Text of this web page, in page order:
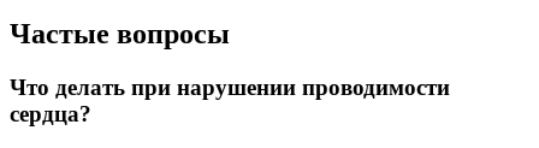
Частые вопросы
Что делать при нарушении проводимости
сердца?